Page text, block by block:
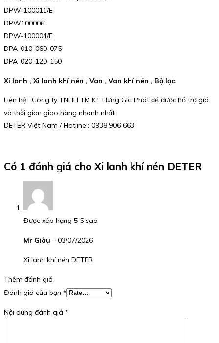
DPW-100011/E
DPW100006
DPW-100004/E
DPA-010-060-075
DPA-020-120-150
Xi lanh , Xi lanh khí nén , Van , Van khí nén , Bộ lọc.
Liên hệ : Công ty TNHH TM KT Hưng Gia Phát để được hỗ trợ giá
và thời gian giao hàng nhanh nhất.
DETER Việt Nam / Hotline : 0938 906 663
Có 1 đánh giá cho Xi lanh khí nén DETER
Được xếp hạng 5 5 sao
Mr Giàu – 03/07/2026
Xi lanh khí nén DETER
Thêm đánh giá
Đánh giá của bạn *
Nội dung đánh giá *